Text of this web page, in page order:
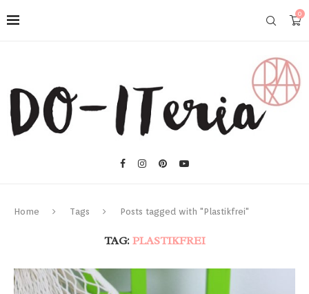
0
Home Tags Posts tagged with "Plastikfrei"
TAG: PLASTIKFREI